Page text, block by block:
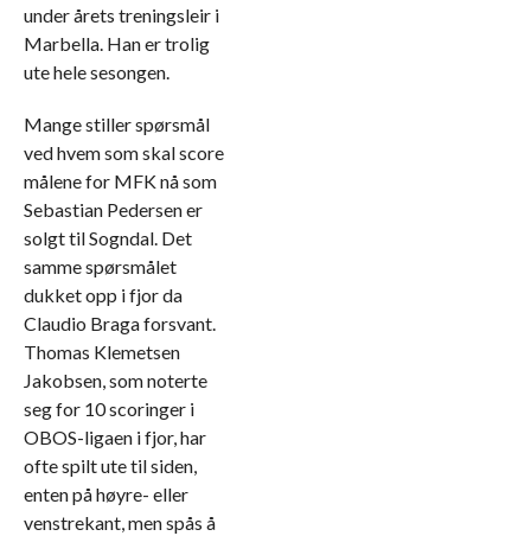
under årets treningsleir i
Marbella. Han er trolig
ute hele sesongen.
Mange stiller spørsmål
ved hvem som skal score
målene for MFK nå som
Sebastian Pedersen er
solgt til Sogndal. Det
samme spørsmålet
dukket opp i fjor da
Claudio Braga forsvant.
Thomas Klemetsen
Jakobsen, som noterte
seg for 10 scoringer i
OBOS-ligaen i fjor, har
ofte spilt ute til siden,
enten på høyre- eller
venstrekant, men spås å